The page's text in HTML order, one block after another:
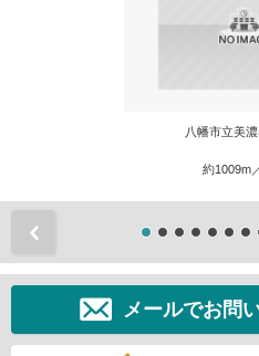
八幡市立美
約1009m
メールでお問